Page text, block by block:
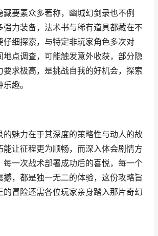
藏要素众多著称，幽城幻剑录也不例
强力装备，法术书与稀有道具都藏在不
仔细探索，与特定非玩家角色多次对
地点调查，可能触发意外收获，部分隐
要求极高，是挑战自我的好机会，探索
趣。
的魅力在于其深度的策略性与动人的故
能让征程更为顺畅，而深入体会剧情方
每一次战术部署成功后的喜悦，每一个
撼，都是独一无二的体验，这份攻略旨
的冒险还需各位玩家亲身踏入那片奇幻